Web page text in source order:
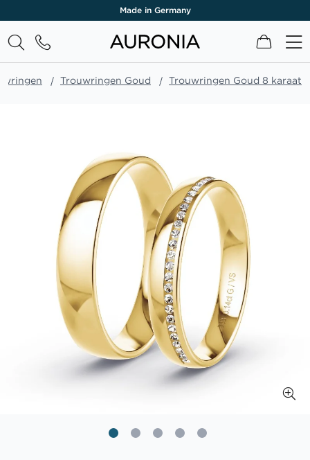
Made in Germany
Trouwringen Goud Trouwringen Goud 8 karaat